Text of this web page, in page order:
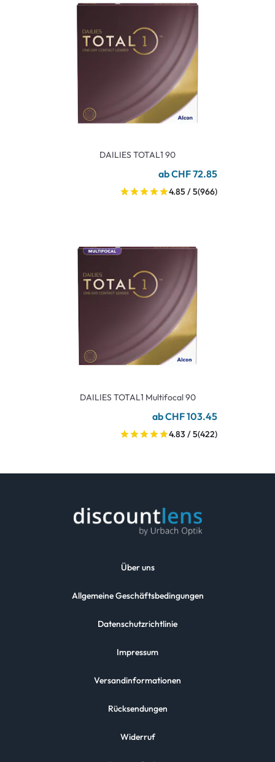
DAILIES TOTAL1 90
ab CHF 72.85
4.85 / 5(966)
DAILIES TOTAL1 Multifocal 90
ab CHF 103.45
4.83 / 5(422)
Über uns
Allgemeine Geschäftsbedingungen
Datenschutzrichtlinie
Impressum
Versandinformationen
Rücksendungen
Widerruf